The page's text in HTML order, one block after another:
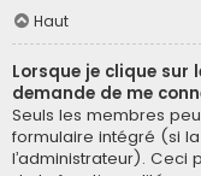
Haut
Lorsque je clique sur
demande de me
Seuls les membres
formulaire intégré (si
l’administrateur). Ceci